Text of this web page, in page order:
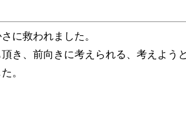
に救われました。
き、前向きに考えられる、考えよう
。